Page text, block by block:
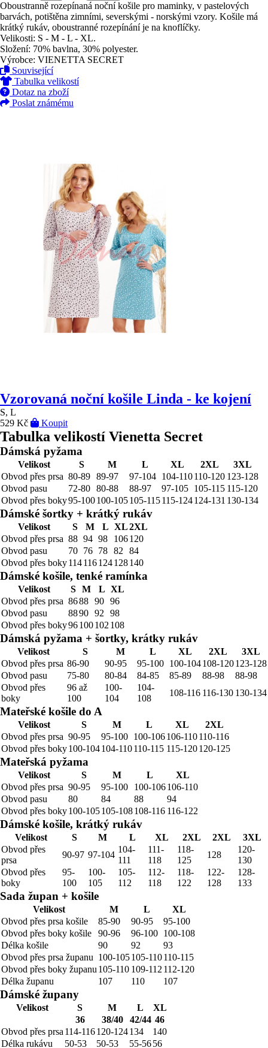
Oboustranně rozepínaná noční košile pro maminky, v pastelových
barvách, potištěna zimními, severskými - norskými vzory. Košile má
krátký rukáv, oboustranné rozepínání je na knoflíčky.
Velikosti: S - M - L - XL.
Složení: 70% bavlna, 30% polyester.
Výrobce: VIENETTA SECRET
Související
Tabulka velikostí
Dotaz na zboží
Poslat známému
Vzorovaná noční košile Linda - ke kojení
S, L
529 Kč
Koupit
Tabulka velikostí Vienetta Secret
Dámská pyžama
Velikost S M L XL 2XL
3XL
Obvod přes prsa 80-89 89-97 97-104 104-110110-120 123-128
Obvod pasu
72-80 80-88 88-97 97-105 105-115 115-120
Obvod přes boky95-100100-105105-115115-124124-131 130-134
Dámské šortky + krátký rukáv
Velikost S M L XL2XL
Obvod přes prsa 88 94 98 106120
Obvod pasu
70 76 78 82
84
Obvod přes boky114116124128140
Dámské košile, tenké ramínka
Velikost S M L XL
Obvod přes prsa 8688 90 96
Obvod pasu
8890 92
98
Obvod přes boky96100102 108
Dámská pyžama + šortky, krátky rukáv
Velikost S M L XL 2XL
3XL
Obvod přes prsa 86-90 90-95 95-100 100-104108-120123-128
Obvod pasu
75-80 80-84 84-85 85-89 88-98
88-98
Obvod přes
boky
96 až
100
100-
104
104-
108
108-116 116-130 130-134
Mateřské košile do A
Velikost S M L XL
2XL
Obvod přes prsa 90-95 95-100 100-106106-110110-116
Obvod přes boky100-104104-110110-115 115-120120-125
Mateřská pyžama
Velikost S M L
XL
Obvod přes prsa 90-95 95-100 100-106106-110
Obvod pasu
80 84 88
94
Obvod přes boky100-105105-108108-116 116-122
Dámské košile, krátký rukáv
Velikost S M L XL 2XL 2XL
3XL
Obvod přes
prsa
90-97 97-104
104-
111
111-
118
118-
125
128
120-
130
Obvod přes
boky
95-
100
100-
105
105-
112
112-
118
118-
122
122-
128
128-
133
Sada župan + košile
Velikost M L
XL
Obvod přes prsa košile
85-90 90-95
95-100
Obvod přes boky košile
90-96 96-100 100-108
Délka košile
90 92
93
Obvod přes prsa županu 100-105105-110110-115
Obvod přes boky županu 105-110 109-112 112-120
Délka županu
107 110 107
Dámské župany
Velikost S M L
XL
36
38/40 42/44 46
Obvod přes prsa 114-116120-124134
140
Délka rukávu
50-53 50-53 55-5656